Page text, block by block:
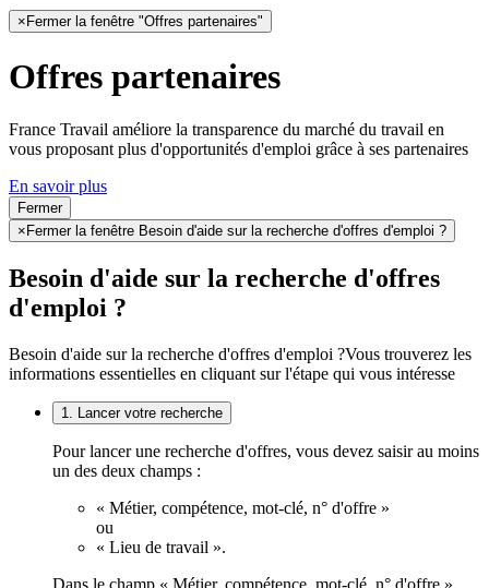
× Fermer la fenêtre "Offres partenaires"
Offres partenaires
France Travail améliore la transparence du marché du travail en
vous proposant plus d'opportunités d'emploi grâce à ses partenaires
En savoir plus
Fermer
× Fermer la fenêtre Besoin d'aide sur la recherche d'offres d'emploi ?
Besoin d'aide sur la recherche d'offres
d'emploi ?
Besoin d'aide sur la recherche d'offres d'emploi ?Vous trouverez les
informations essentielles en cliquant sur l'étape qui vous intéresse
1. Lancer votre recherche
Pour lancer une recherche d'offres, vous devez saisir au moins
un des deux champs :
« Métier, compétence, mot-clé, n° d'offre »
ou
« Lieu de travail ».
Dans le champ « Métier, compétence, mot-clé, n° d'offre »,